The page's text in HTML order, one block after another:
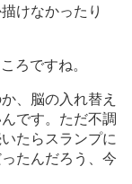
けなかったり
ろですね。
、脳の入れ替え
です。ただ不調
たらスランプに
たんだろう、今